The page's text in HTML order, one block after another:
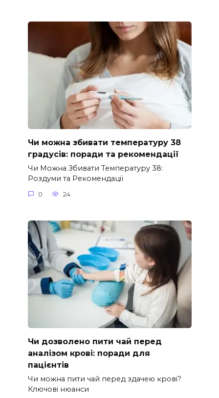
Чи можна збивати температуру 38
градусів: поради та рекомендації
Чи Можна Збивати Температуру 38:
Роздуми та Рекомендації
0 24
Чи дозволено пити чай перед
аналізом крові: поради для
пацієнтів
Чи можна пити чай перед здачею крові?
Ключові нюанси